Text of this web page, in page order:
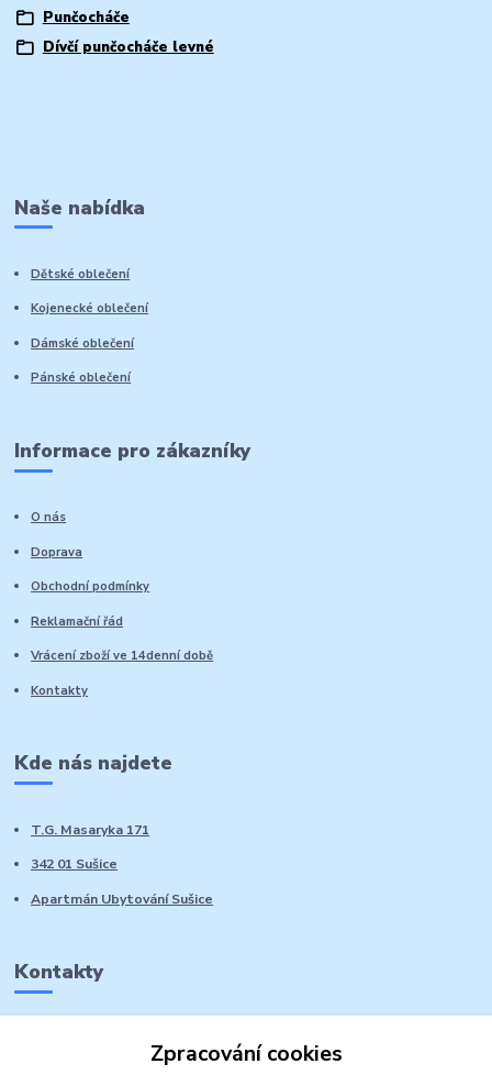
Punčocháče
Dívčí punčocháče levné
Naše nabídka
Dětské oblečení
Kojenecké oblečení
Dámské oblečení
Pánské oblečení
Informace pro zákazníky
O nás
Doprava
Obchodní podmínky
Reklamační řád
Vrácení zboží ve 14denní době
Kontakty
Kde nás najdete
T.G. Masaryka 171
342 01 Sušice
Apartmán Ubytování Sušice
Kontakty
Zpracování cookies